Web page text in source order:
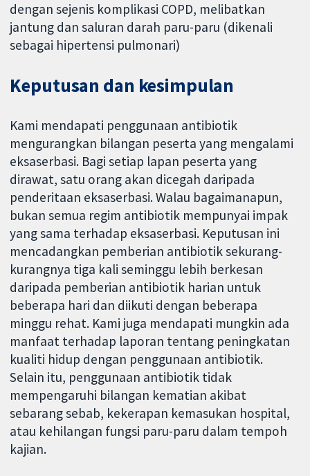
dengan sejenis komplikasi COPD, melibatkan
jantung dan saluran darah paru-paru (dikenali
sebagai hipertensi pulmonari)
Keputusan dan kesimpulan
Kami mendapati penggunaan antibiotik
mengurangkan bilangan peserta yang mengalami
eksaserbasi. Bagi setiap lapan peserta yang
dirawat, satu orang akan dicegah daripada
penderitaan eksaserbasi. Walau bagaimanapun,
bukan semua regim antibiotik mempunyai impak
yang sama terhadap eksaserbasi. Keputusan ini
mencadangkan pemberian antibiotik sekurang-
kurangnya tiga kali seminggu lebih berkesan
daripada pemberian antibiotik harian untuk
beberapa hari dan diikuti dengan beberapa
minggu rehat. Kami juga mendapati mungkin ada
manfaat terhadap laporan tentang peningkatan
kualiti hidup dengan penggunaan antibiotik.
Selain itu, penggunaan antibiotik tidak
mempengaruhi bilangan kematian akibat
sebarang sebab, kekerapan kemasukan hospital,
atau kehilangan fungsi paru-paru dalam tempoh
kajian.